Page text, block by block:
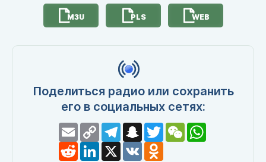
M3U PLS WEB
Поделиться радио или сохранить
его в социальных сетях:
EmailCopy
Link
TelegramSnapchat
TwitterWeChatWhatsApp
RedditLinkedIn
X VK Odnoklassniki